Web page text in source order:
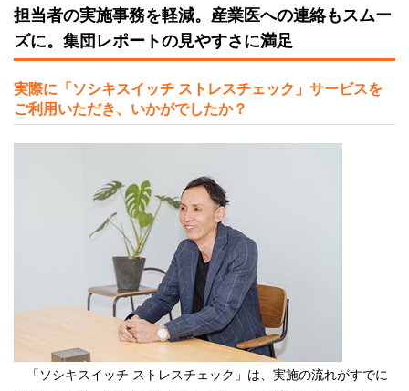
担当者の実施事務を軽減。産業医への連絡もスムー
ズに。集団レポートの見やすさに満足
実際に「ソシキスイッチ ストレスチェック」サービスを
ご利用いただき、いかがでしたか？
「ソシキスイッチ ストレスチェック」は、実施の流れがすでに